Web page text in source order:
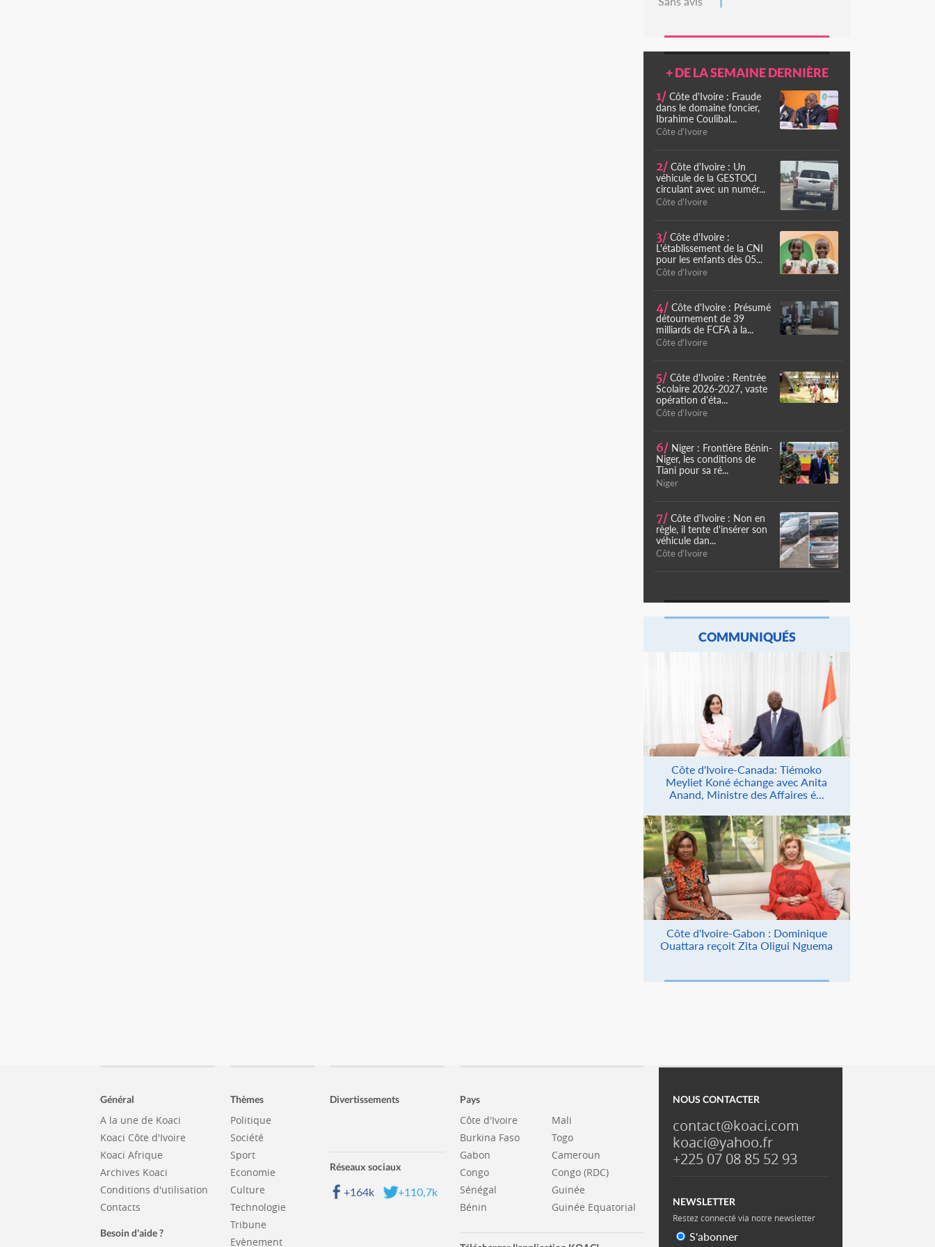
+ DE LA SEMAINE DERNIÈRE
1/ Côte d'Ivoire : Fraude
dans le domaine foncier,
Ibrahime Coulibal...
Côte d'Ivoire
2/ Côte d'Ivoire : Un
véhicule de la GESTOCI
circulant avec un numér...
Côte d'Ivoire
3/ Côte d'Ivoire :
L'établissement de la CNI
pour les enfants dès 05...
Côte d'Ivoire
4/ Côte d'Ivoire : Présumé
détournement de 39
milliards de FCFA à la...
Côte d'Ivoire
5/ Côte d'Ivoire : Rentrée
Scolaire 2026-2027, vaste
opération d'éta...
Côte d'Ivoire
6/ Niger : Frontière Bénin-
Niger, les conditions de
Tiani pour sa ré...
Niger
7/ Côte d'Ivoire : Non en
règle, il tente d'insérer son
véhicule dan...
Côte d'Ivoire
COMMUNIQUÉS
Côte d'Ivoire-Canada: Tiémoko
Meyliet Koné échange avec Anita
Anand, Ministre des Affaires é...
Côte d'Ivoire-Gabon : Dominique
Ouattara reçoit Zita Oligui Nguema
Général
A la une de Koaci
Koaci Côte d'Ivoire
Koaci Afrique
Archives Koaci
Conditions d'utilisation
Contacts
Besoin d'aide ?
Thèmes
Politique
Société
Sport
Economie
Culture
Technologie
Tribune
Evènement
Divertissements
Réseaux sociaux
+164k +110,7k
Pays
Côte d'Ivoire
Burkina Faso
Gabon
Congo
Sénégal
Bénin
Mali
Togo
Cameroun
Congo (RDC)
Guinée
Guinée Equatorial
NOUS CONTACTER
contact@koaci.com
koaci@yahoo.fr
+225 07 08 85 52 93
NEWSLETTER
Restez connecté via notre newsletter
S'abonner